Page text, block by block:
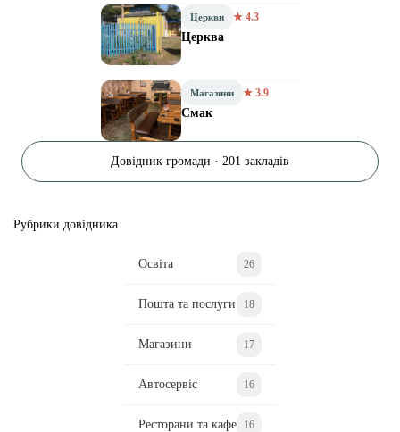
Церкви ★ 4.3
Церква
Магазини ★ 3.9
Смак
Довідник громади · 201 закладів
Рубрики довідника
Освіта 26
Пошта та послуги 18
Магазини 17
Автосервіс 16
Ресторани та кафе 16